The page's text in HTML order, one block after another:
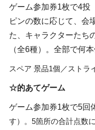
ゲーム参加券1枚で4投
ピンの数に応じて、会
た、キャラクターたち
（全6種）。全部で何
スペア 景品1個／ストラ
☆的あてゲーム
ゲーム参加券1枚で5回
す） 。5箇所の合計点数